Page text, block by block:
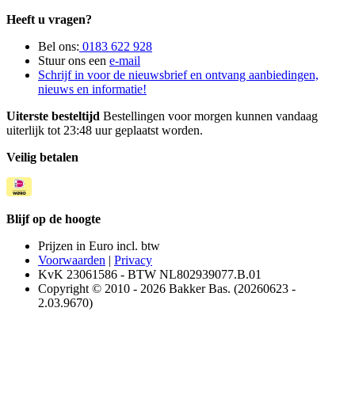
Heeft u vragen?
Bel ons: 0183 622 928
Stuur ons een e-mail
Schrijf in voor de nieuwsbrief en ontvang aanbiedingen,
nieuws en informatie!
Uiterste besteltijd Bestellingen voor morgen kunnen vandaag
uiterlijk tot 23:48 uur geplaatst worden.
Veilig betalen
Blijf op de hoogte
Prijzen in Euro incl. btw
Voorwaarden | Privacy
KvK 23061586 - BTW NL802939077.B.01
Copyright © 2010 - 2026 Bakker Bas. (20260623 -
2.03.9670)